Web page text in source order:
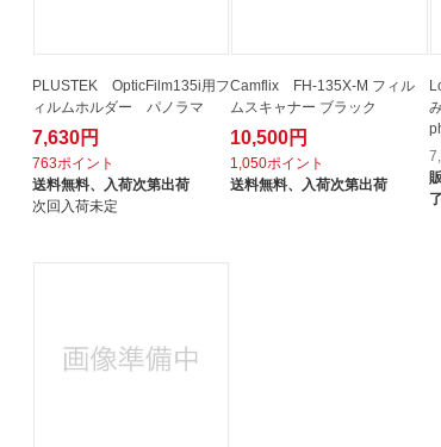
PLUSTEK OpticFilm135i用フ
ィルムホルダー パノラマ
7,630円
763ポイント
送料無料、
入荷次第出荷
次回入荷未定
Camflix FH-135X-M フィル
ムスキャナー ブラック
10,500円
1,050ポイント
送料無料、
入荷次第出荷